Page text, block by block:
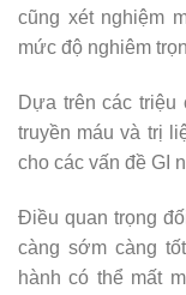
cũng xét nghiệm
mức độ nghiêm
Dựa trên các
truyền máu và trị
cho các vấn đề GI
Điều quan trọng
càng sớm càng
hành có thể mất